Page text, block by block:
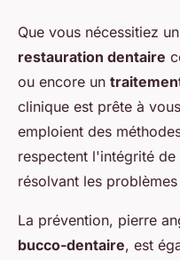
Que vous nécessitiez
restauration dentaire
ou encore un
clinique est prête à
emploient des
respectent l'intégrité
résolvant les
La prévention, pierre
bucco-dentaire, est